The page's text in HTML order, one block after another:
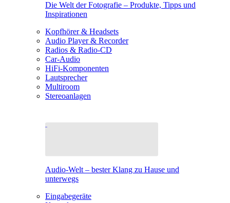
Die Welt der Fotografie – Produkte, Tipps und
Inspirationen
Kopfhörer & Headsets
Audio Player & Recorder
Radios & Radio-CD
Car-Audio
HiFi-Komponenten
Lautsprecher
Multiroom
Stereoanlagen
Audio-Welt – bester Klang zu Hause und
unterwegs
Eingabegeräte